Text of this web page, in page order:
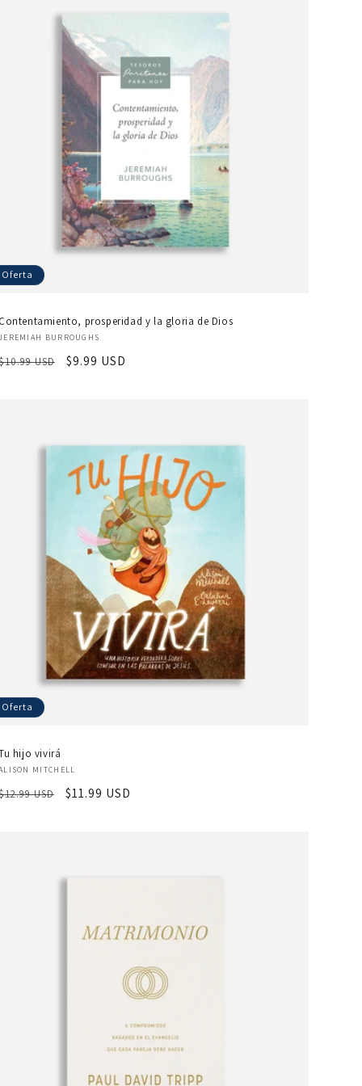
Oferta
Contentamiento, prosperidad y la gloria de Dios
BURROUGHS
USD
Precio
$9.99 USD
Oferta
hijo vivirá
MITCHELL
USD
Precio
$11.99 USD